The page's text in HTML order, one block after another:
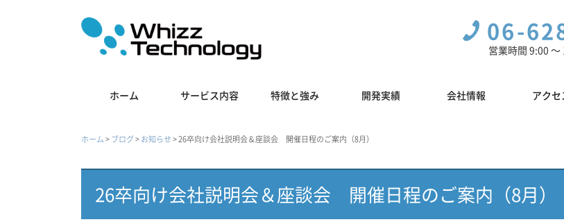
06-
営業時間 9:00 〜
ホーム サービス内容 特徴と強み 開発実績 会社情報 アクセ
ホーム>ブログ>お知らせ>26卒向け会社説明会＆座談会 開催日程のご案内（8月）
26卒向け会社説明会＆座談会 開催日程のご案内（8月）